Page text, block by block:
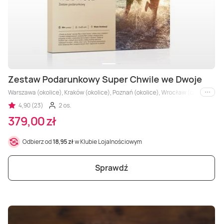
Zestaw Podarunkowy Super Chwile we Dwoje
Warszawa (okolice), Kraków (okolice), Poznań (okolice), Wrocław (okolice),
i inne
4,90 (23)
2 os.
379,00 zł
Odbierz od18,95 złw Klubie Lojalnościowym
Sprawdź